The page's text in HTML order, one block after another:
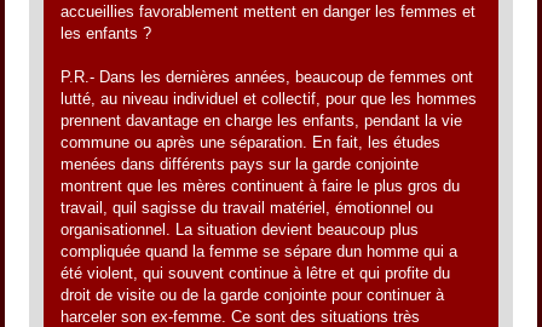
accueillies favorablement mettent en danger les femmes et
les enfants ?
P.R.- Dans les dernières années, beaucoup de femmes ont
lutté, au niveau individuel et collectif, pour que les hommes
prennent davantage en charge les enfants, pendant la vie
commune ou après une séparation. En fait, les études
menées dans différents pays sur la garde conjointe
montrent que les mères continuent à faire le plus gros du
travail, quil sagisse du travail matériel, émotionnel ou
organisationnel. La situation devient beaucoup plus
compliquée quand la femme se sépare dun homme qui a
été violent, qui souvent continue à lêtre et qui profite du
droit de visite ou de la garde conjointe pour continuer à
harceler son ex-femme. Ce sont des situations très